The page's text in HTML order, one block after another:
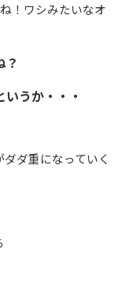
！ワシみたいなオ
？
うか・・・
ダ重になっていく